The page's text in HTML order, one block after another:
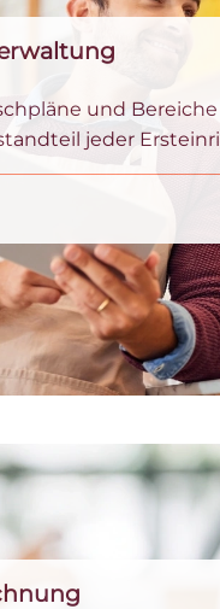
und
jeder